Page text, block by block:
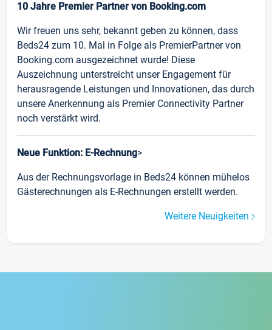
10 Jahre Premier Partner von Booking.com
Wir freuen uns sehr, bekannt geben zu können, dass
Beds24 zum 10. Mal in Folge als PremierPartner von
Booking.com ausgezeichnet wurde! Diese
Auszeichnung unterstreicht unser Engagement für
herausragende Leistungen und Innovationen, das durch
unsere Anerkennung als Premier Connectivity Partner
noch verstärkt wird.
Neue Funktion: E-Rechnung>
Aus der Rechnungsvorlage in Beds24 können mühelos
Gästerechnungen als E-Rechnungen erstellt werden.
Weitere Neuigkeiten